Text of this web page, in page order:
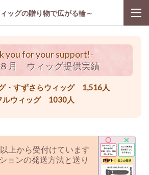
グの贈り物で広がる輪～
you for your support!-
月 ウィッグ提供実績
・すずさらウィッグ 1,516人
ルウィッグ 1030人
上から受付けています
ョンの発送方法と送り